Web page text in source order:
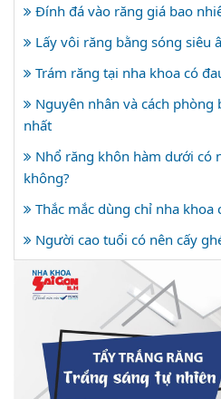
Đính đá vào răng giá bao
Lấy vôi răng bằng sóng siêu
Trám răng tại nha khoa có
Nguyên nhân và cách phòng
nhất
Nhổ răng khôn hàm dưới có
không?
Thắc mắc dùng chỉ nha
Người cao tuổi có nên cấy